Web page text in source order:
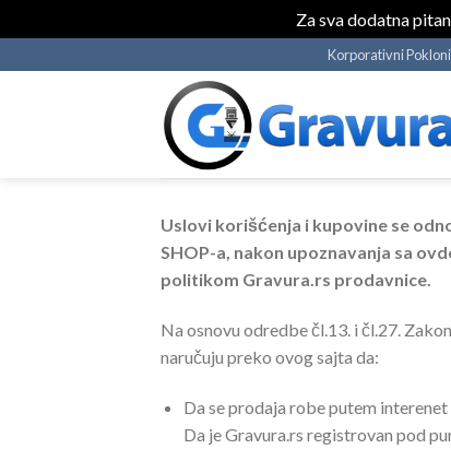
Za sva dodatna
to
Korporativni Pokloni
Uslovi korišćenja i kupovine se
SHOP-a, nakon upoznavanja sa
politikom Gravura.rs prodavnice.
Na osnovu odredbe čl.13. i čl.27.
naručuju preko ovog sajta da:
Da se prodaja robe putem
Da je Gravura.rs registrovan pod